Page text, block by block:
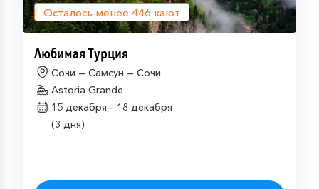
Осталось менее 446 кают
Любимая Турция
Сочи — Самсун — Сочи
Astoria Grande
15 декабря— 18 декабря
(3 дня)